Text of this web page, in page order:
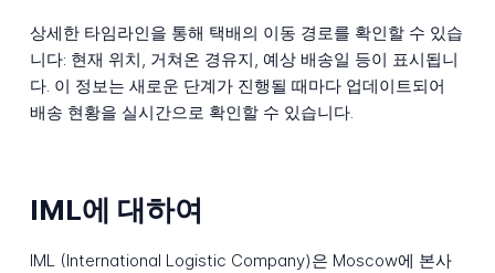
상세한 타임라인을 통해 택배의 이동 경로를 확인할 수 있습
니다: 현재 위치, 거쳐온 경유지, 예상 배송일 등이 표시됩니
다. 이 정보는 새로운 단계가 진행될 때마다 업데이트되어
배송 현황을 실시간으로 확인할 수 있습니다.
IML에 대하여
IML (International Logistic Company)은 Moscow에 본사